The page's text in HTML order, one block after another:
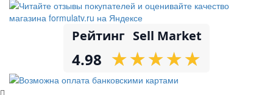
Рейтинг Sell Market
4.98 ★
★★
★★
★★
★★
★